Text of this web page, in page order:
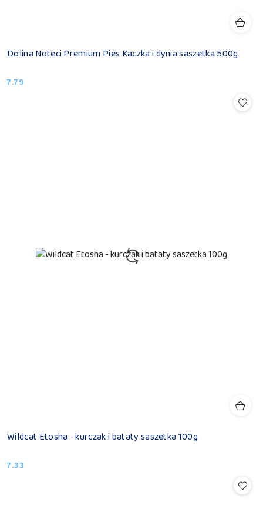
Dolina Noteci Premium Pies Kaczka i dynia saszetka 500g
Cena:
7.79
Wildcat Etosha - kurczak i bataty saszetka 100g
Cena:
7.33